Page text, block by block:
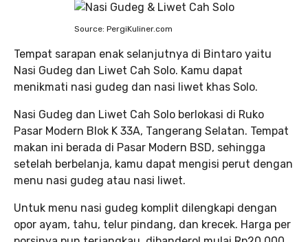
Source: PergiKuliner.com
Tempat sarapan enak selanjutnya di Bintaro yaitu
Nasi Gudeg dan Liwet Cah Solo. Kamu dapat
menikmati nasi gudeg dan nasi liwet khas Solo.
Nasi Gudeg dan Liwet Cah Solo berlokasi di Ruko
Pasar Modern Blok K 33A, Tangerang Selatan. Tempat
makan ini berada di Pasar Modern BSD, sehingga
setelah berbelanja, kamu dapat mengisi perut dengan
menu nasi gudeg atau nasi liwet.
Untuk menu nasi gudeg komplit dilengkapi dengan
opor ayam, tahu, telur pindang, dan krecek. Harga per